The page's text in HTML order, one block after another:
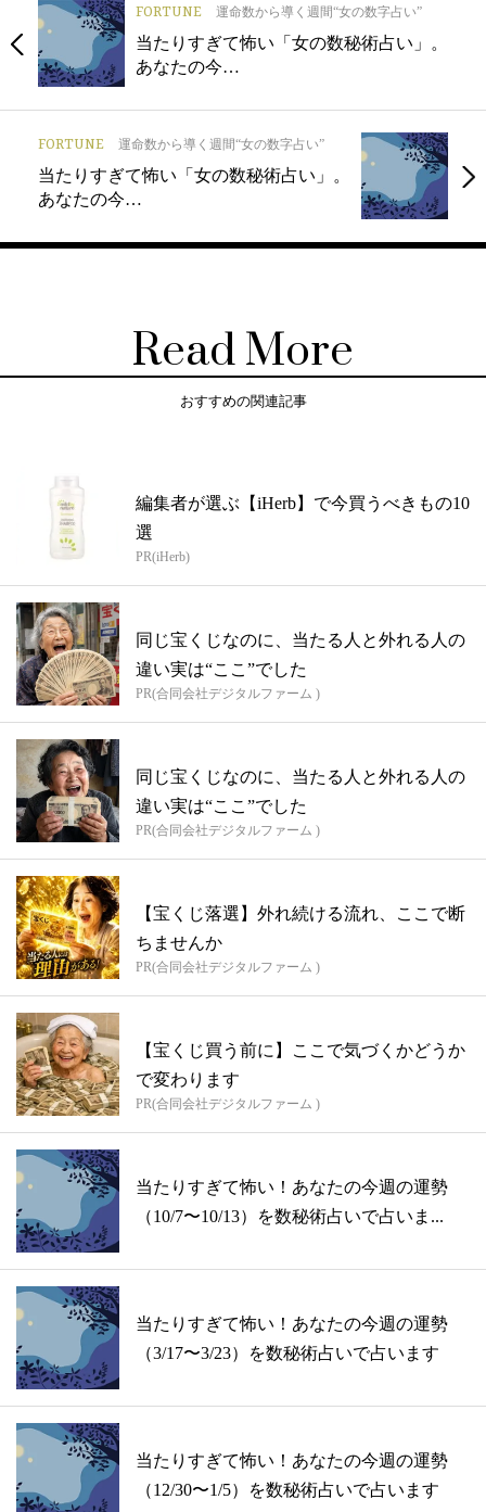
FORTUNE 運命数から導く週間“女の数字占い”
当たりすぎて怖い「女の数秘術占い」。
あなたの今…
FORTUNE 運命数から導く週間“女の数字占い”
当たりすぎて怖い「女の数秘術占い」。
あなたの今…
Read More
おすすめの関連記事
編集者が選ぶ【iHerb】で今買うべきもの10
選
PR(iHerb)
同じ宝くじなのに、当たる人と外れる人の
違い実は“ここ”でした
PR(合同会社デジタルファーム )
同じ宝くじなのに、当たる人と外れる人の
違い実は“ここ”でした
PR(合同会社デジタルファーム )
【宝くじ落選】外れ続ける流れ、ここで断
ちませんか
PR(合同会社デジタルファーム )
【宝くじ買う前に】ここで気づくかどうか
で変わります
PR(合同会社デジタルファーム )
当たりすぎて怖い！あなたの今週の運勢
（10/7〜10/13）を数秘術占いで占いま...
当たりすぎて怖い！あなたの今週の運勢
（3/17〜3/23）を数秘術占いで占います
当たりすぎて怖い！あなたの今週の運勢
（12/30〜1/5）を数秘術占いで占います